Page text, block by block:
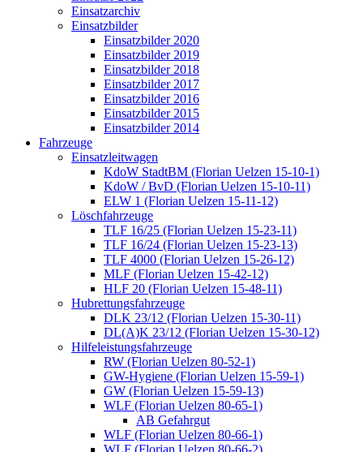
Einsatzarchiv
Einsatzbilder
Einsatzbilder 2020
Einsatzbilder 2019
Einsatzbilder 2018
Einsatzbilder 2017
Einsatzbilder 2016
Einsatzbilder 2015
Einsatzbilder 2014
Fahrzeuge
Einsatzleitwagen
KdoW StadtBM (Florian Uelzen 15-10-1)
KdoW / BvD (Florian Uelzen 15-10-11)
ELW 1 (Florian Uelzen 15-11-12)
Löschfahrzeuge
TLF 16/25 (Florian Uelzen 15-23-11)
TLF 16/24 (Florian Uelzen 15-23-13)
TLF 4000 (Florian Uelzen 15-26-12)
MLF (Florian Uelzen 15-42-12)
HLF 20 (Florian Uelzen 15-48-11)
Hubrettungsfahrzeuge
DLK 23/12 (Florian Uelzen 15-30-11)
DL(A)K 23/12 (Florian Uelzen 15-30-12)
Hilfeleistungsfahrzeuge
RW (Florian Uelzen 80-52-1)
GW-Hygiene (Florian Uelzen 15-59-1)
GW (Florian Uelzen 15-59-13)
WLF (Florian Uelzen 80-65-1)
AB Gefahrgut
WLF (Florian Uelzen 80-66-1)
WLF (Florian Uelzen 80-66-2)